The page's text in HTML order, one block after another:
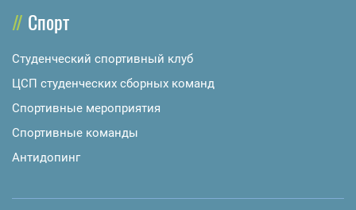
Спорт
Студенческий спортивный клуб
ЦСП студенческих сборных команд
Спортивные мероприятия
Спортивные команды
Антидопинг